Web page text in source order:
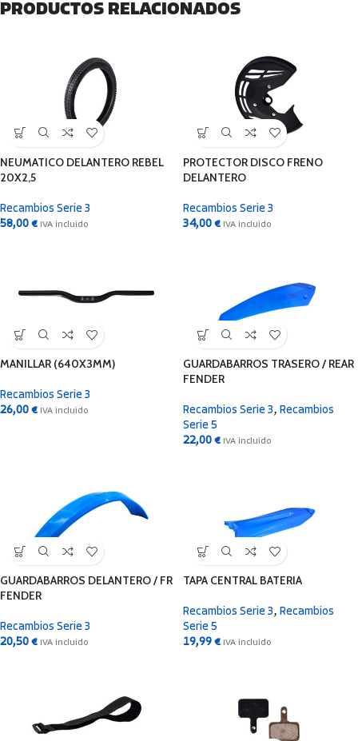
PRODUCTOS RELACIONADOS
NEUMATICO DELANTERO REBEL
20X2,5
Recambios Serie 3
58,00 € IVA incluido
PROTECTOR DISCO FRENO
DELANTERO
Recambios Serie 3
34,00 € IVA incluido
MANILLAR (640X3MM)
Recambios Serie 3
26,00 € IVA incluido
GUARDABARROS TRASERO / REAR
FENDER
Recambios Serie 3, Recambios
Serie 5
22,00 € IVA incluido
GUARDABARROS DELANTERO / FR
FENDER
Recambios Serie 3
20,50 € IVA incluido
TAPA CENTRAL BATERIA
Recambios Serie 3, Recambios
Serie 5
19,99 € IVA incluido